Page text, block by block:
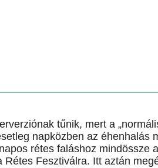
tűnik, mert a
napközben az éhenhalás
rétes faláshoz mindössze
Rétes Fesztiválra. Itt aztán